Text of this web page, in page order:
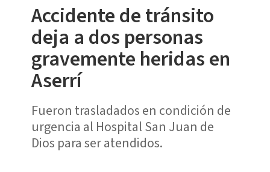
Accidente de tránsito
deja a dos personas
gravemente heridas en
Aserrí
Fueron trasladados en condición de
urgencia al Hospital San Juan de
Dios para ser atendidos.